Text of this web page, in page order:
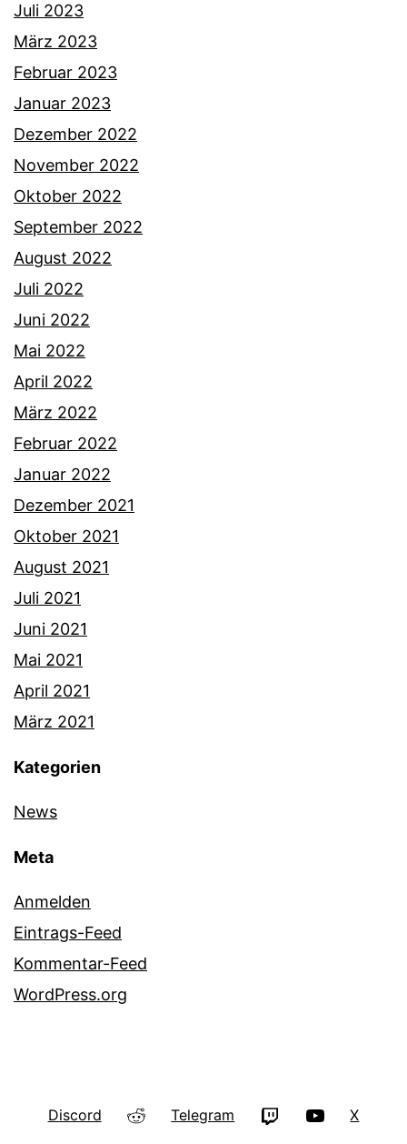
Juli 2023
März 2023
Februar 2023
Januar 2023
Dezember 2022
November 2022
Oktober 2022
September 2022
August 2022
Juli 2022
Juni 2022
Mai 2022
April 2022
März 2022
Februar 2022
Januar 2022
Dezember 2021
Oktober 2021
August 2021
Juli 2021
Juni 2021
Mai 2021
April 2021
März 2021
Kategorien
News
Meta
Anmelden
Eintrags-Feed
Kommentar-Feed
WordPress.org
Discord RedditTelegram Twitch YouTube
X